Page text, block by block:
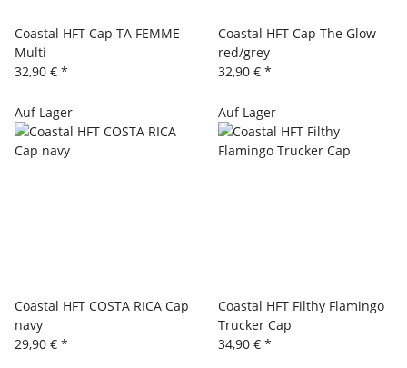
Coastal HFT Cap TA FEMME
Multi
32,90 € *
Coastal HFT Cap The Glow
red/grey
32,90 € *
Auf Lager
Coastal HFT COSTA RICA Cap
navy
29,90 € *
Auf Lager
Coastal HFT Filthy Flamingo
Trucker Cap
34,90 € *